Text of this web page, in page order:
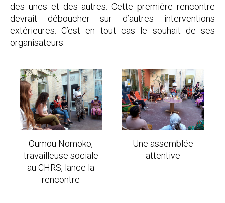
des unes et des autres. Cette première rencontre
devrait déboucher sur d’autres interventions
extérieures. C’est en tout cas le souhait de ses
organisateurs.
Oumou Nomoko,
travailleuse sociale
au CHRS, lance la
rencontre
Une assemblée
attentive